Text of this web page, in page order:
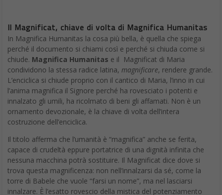
Il Magnificat, chiave di volta di Magnifica Humanitas
In Magnifica Humanitas la cosa più bella, è quella che spiega
perché il documento si chiami così e perché si chiuda come si
chiude. Magnifica Humanitas e il Magnificat di Maria
condividono la stessa radice latina, magnificare, rendere grande.
L’enciclica si chiude proprio con il cantico di Maria, l’inno in cui
l’anima magnifica il Signore perché ha rovesciato i potenti e
innalzato gli umili, ha ricolmato di beni gli affamati. Non è un
ornamento devozionale, è la chiave di volta dell’intera
costruzione dell’enciclica.
Il titolo afferma che l’umanità è “magnifica” anche se ferita,
capace di crudeltà eppure portatrice di una dignità infinita che
nessuna macchina potrà sostituire. Il Magnificat dice dove si
trova questa magnificenza: non nell’innalzarsi da sé, come la
torre di Babele che vuole “farsi un nome”, ma nel lasciarsi
innalzare. È l’esatto rovescio della mistica del potenziamento